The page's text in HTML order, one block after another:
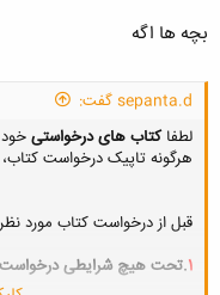
بچه ها اگه
sepanta.d گفت:
لطفاکتاب های درخواستی
هرگونه تاپیک درخواست
قبل از درخواست کتاب مورد
1.تحت هیچ شرایطی درخواست